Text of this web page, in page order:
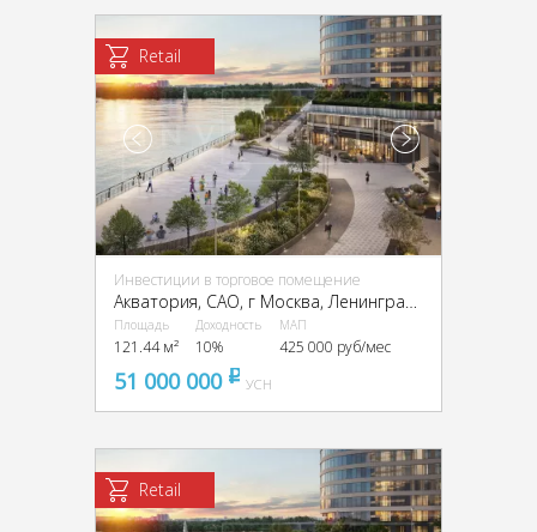
Retail
Инвестиции в торговое помещение
Площадь
121.44 м²
Доходность
10%
МАП
425 000 руб/мес
51 000 000 pуб
УСН
Retail